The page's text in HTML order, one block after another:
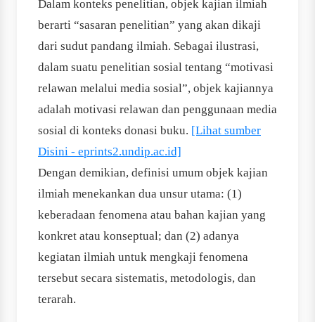
Dalam konteks penelitian, objek kajian ilmiah
berarti “sasaran penelitian” yang akan dikaji
dari sudut pandang ilmiah. Sebagai ilustrasi,
dalam suatu penelitian sosial tentang “motivasi
relawan melalui media sosial”, objek kajiannya
adalah motivasi relawan dan penggunaan media
sosial di konteks donasi buku. [Lihat sumber
Disini - eprints2.undip.ac.id]
Dengan demikian, definisi umum objek kajian
ilmiah menekankan dua unsur utama: (1)
keberadaan fenomena atau bahan kajian yang
konkret atau konseptual; dan (2) adanya
kegiatan ilmiah untuk mengkaji fenomena
tersebut secara sistematis, metodologis, dan
terarah.